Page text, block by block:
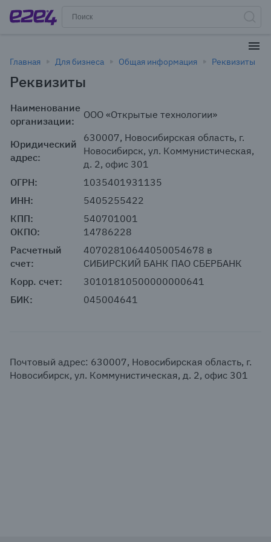
Главная Для бизнеса Общая информация Реквизиты
Реквизиты
Наименование
организации:
ООО «Открытые технологии»
Юридический
адрес:
630007, Новосибирская область, г.
Новосибирск, ул. Коммунистическая,
д. 2, офис 301
ОГРН:
1035401931135
ИНН:
5405255422
КПП:
ОКПО:
540701001
14786228
Расчетный
счет:
40702810644050054678 в
СИБИРСКИЙ БАНК ПАО СБЕРБАНК
Корр. счет:
30101810500000000641
БИК:
045004641
Почтовый адрес: 630007, Новосибирская область, г.
Новосибирск, ул. Коммунистическая, д. 2, офис 301